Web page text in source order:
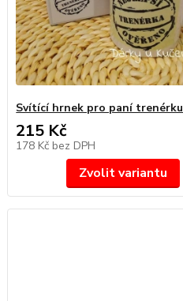
Svítící hrnek pro paní trenérku
215 Kč
178 Kč bez DPH
Zvolit variantu